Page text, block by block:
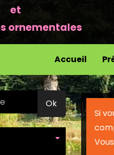
et
ornementales
Accueil
Si
Ok